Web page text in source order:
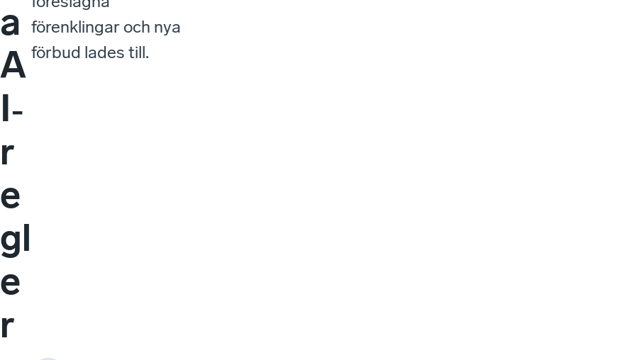
a
A
I‑
r
e
gl
e
r
förenklingar och nya
förbud lades till.